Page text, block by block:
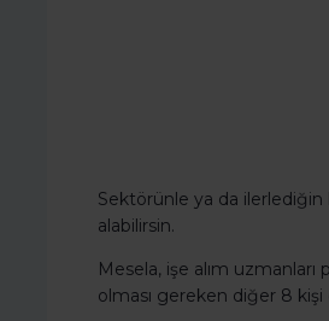
Sektörünle ya da ilerlediğin
alabilirsin.
Mesela, işe alım
olması gereken diğer 8 kişi